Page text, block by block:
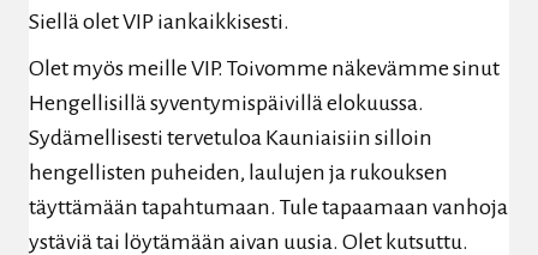
Siellä olet VIP iankaikkisesti.
Olet myös meille VIP. Toivomme näkevämme sinut
Hengellisillä syventymispäivillä elokuussa.
Sydämellisesti tervetuloa Kauniaisiin silloin
hengellisten puheiden, laulujen ja rukouksen
täyttämään tapahtumaan. Tule tapaamaan vanhoja
ystäviä tai löytämään aivan uusia. Olet kutsuttu.